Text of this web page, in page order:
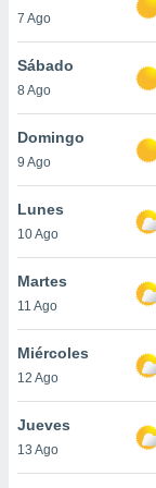
más
nuestra
y
de
disponible
cookies
aceptar
7 Ago
Sábado
8 Ago
Domingo
9 Ago
Lunes
10 Ago
Martes
11 Ago
Miércoles
12 Ago
Jueves
13 Ago